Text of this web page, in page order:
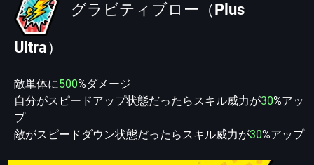
グラビティブロー（Plus
Ultra）
敵単体に500%ダメージ
自分がスピードアップ状態だったらスキル威力が30%アッ
プ
敵がスピードダウン状態だったらスキル威力が30%アップ